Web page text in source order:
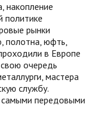
накопле­ние
политике
рынки
полотна, юфть,
в Европе
очередь
мастера
службу.
самыми передовыми